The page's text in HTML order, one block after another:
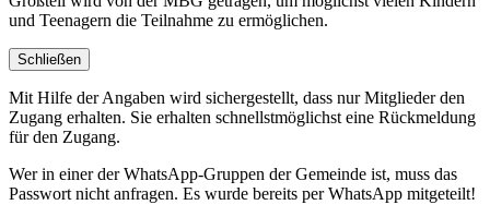
und Teenagern die Teilnahme zu ermöglichen.
Schließen
Mit Hilfe der Angaben wird sichergestellt, dass nur Mitglieder den
Zugang erhalten. Sie erhalten schnellstmöglichst eine Rückmeldung
für den Zugang.
Wer in einer der WhatsApp-Gruppen der Gemeinde ist, muss das
Passwort nicht anfragen. Es wurde bereits per WhatsApp mitgeteilt!